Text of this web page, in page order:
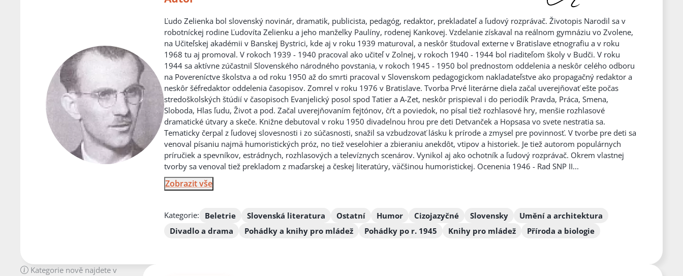
Ľudo Zelienka bol slovenský novinár, dramatik, publicista, pedagóg, redaktor, prekladateľ a ľudový rozprávač. Životopis Narodil sa v
robotníckej rodine Ľudovíta Zelienku a jeho manželky Paulíny, rodenej Kankovej. Vzdelanie získaval na reálnom gymnáziu vo Zvolene,
na Učiteľskej akadémii v Banskej Bystrici, kde aj v roku 1939 maturoval, a neskôr študoval externe v Bratislave etnografiu a v roku
1968 tu aj promoval. V rokoch 1939 - 1940 pracoval ako učiteľ v Zolnej, v rokoch 1940 - 1944 bol riaditeľom školy v Budči. V roku
1944 sa aktívne zúčastnil Slovenského národného povstania, v rokoch 1945 - 1950 bol prednostom oddelenia a neskôr celého odboru
na Povereníctve školstva a od roku 1950 až do smrti pracoval v Slovenskom pedagogickom nakladateľstve ako propagačný redaktor a
neskôr šéfredaktor oddelenia časopisov. Zomrel v roku 1976 v Bratislave. Tvorba Prvé literárne diela začal uverejňovať ešte počas
stredoškolských štúdií v časopisoch Evanjelický posol spod Tatier a A-Zet, neskôr prispieval i do periodík Pravda, Práca, Smena,
Sloboda, Hlas ľudu, Život a pod. Začal uverejňovaním fejtónov, čŕt a poviedok, no písal tiež rozhlasové hry, menšie rozhlasové
dramatické útvary a skeče. Knižne debutoval v roku 1950 divadelnou hrou pre deti Detvanček a Hopsasa vo svete nestratia sa.
Tematicky čerpal z ľudovej slovesnosti i zo súčasnosti, snažil sa vzbudzovať lásku k prírode a zmysel pre povinnosť. V tvorbe pre deti sa
venoval písaniu najmä humoristických próz, no tiež veselohier a zbieraniu anekdôt, vtipov a historiek. Je tiež autorom populárnych
príručiek a spevníkov, estrádnych, rozhlasových a televíznych scenárov. Vynikol aj ako ochotník a ľudový rozprávač. Okrem vlastnej
tvorby sa venoval tiež prekladom z maďarskej a českej literatúry, väčšinou humoristickej. Ocenenia 1946 - Rad SNP II...
Zobrazit vše
Kategorie: Beletrie Slovenská literatura Ostatní Humor Cizojazyčné Slovensky
Umění a architektura
Divadlo a drama
Pohádky a knihy pro mládež Pohádky po r. 1945 Knihy pro mládež Příroda a biologie
Kategorie nově najdete v